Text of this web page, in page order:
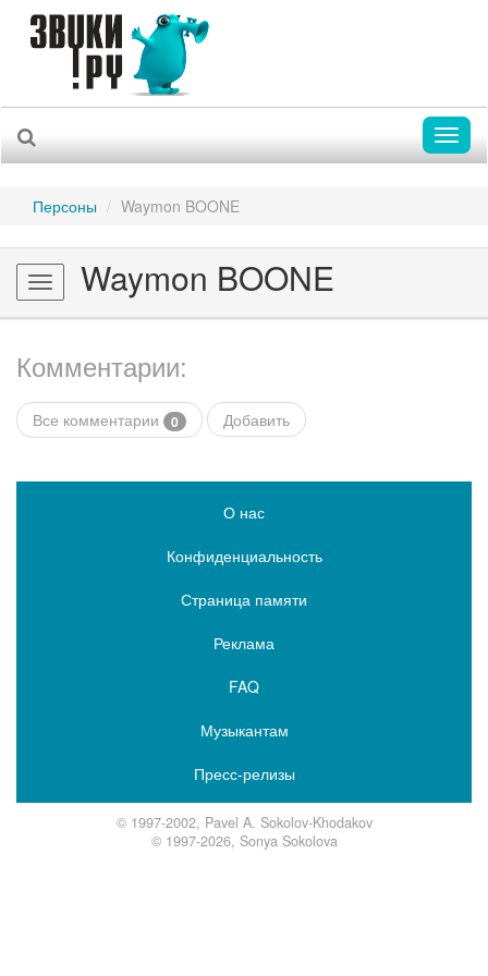
Персоны Waymon BOONE
Toggle
navigation
Waymon BOONE
Комментарии:
Все комментарии 0 Добавить
О нас
Конфиденциальность
Страница памяти
Реклама
FAQ
Музыкантам
Пресс-релизы
© 1997-2002, Pavel A. Sokolov-Khodakov
© 1997-2026, Sonya Sokolova